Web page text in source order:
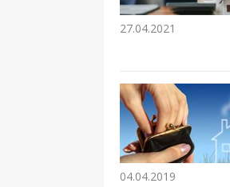
27.04.2021
04.04.2019